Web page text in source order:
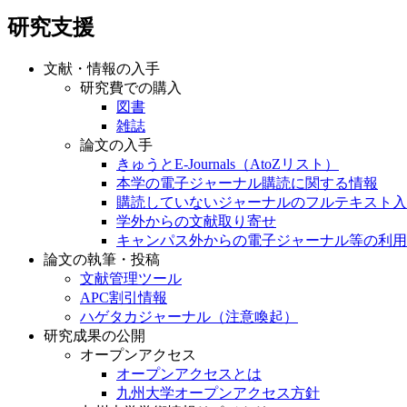
研究支援
文献・情報の入手
研究費での購入
図書
雑誌
論文の入手
きゅうとE-Journals（AtoZリスト）
本学の電子ジャーナル購読に関する情報
購読していないジャーナルのフルテキスト
学外からの文献取り寄せ
キャンパス外からの電子ジャーナル等の利用
論文の執筆・投稿
文献管理ツール
APC割引情報
ハゲタカジャーナル（注意喚起）
研究成果の公開
オープンアクセス
オープンアクセスとは
九州大学オープンアクセス方針